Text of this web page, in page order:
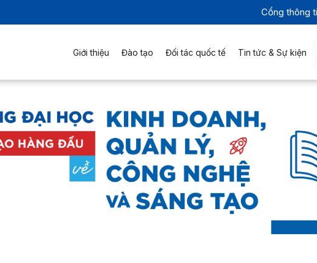
Cổng thông
Giới thiệu Đào tạo Đối tác quốc tế Tin tức & Sự kiện